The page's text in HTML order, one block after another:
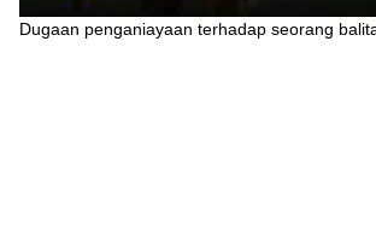
Dugaan penganiayaan terhadap seorang